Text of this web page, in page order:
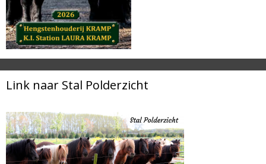
Link naar Stal Polderzicht